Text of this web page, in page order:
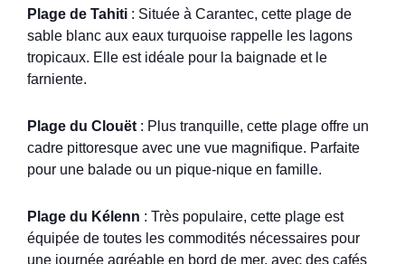
Plage de Tahiti : Située à Carantec, cette plage de
sable blanc aux eaux turquoise rappelle les lagons
tropicaux. Elle est idéale pour la baignade et le
farniente.
Plage du Clouët : Plus tranquille, cette plage offre un
cadre pittoresque avec une vue magnifique. Parfaite
pour une balade ou un pique-nique en famille.
Plage du Kélenn : Très populaire, cette plage est
équipée de toutes les commodités nécessaires pour
une journée agréable en bord de mer, avec des cafés